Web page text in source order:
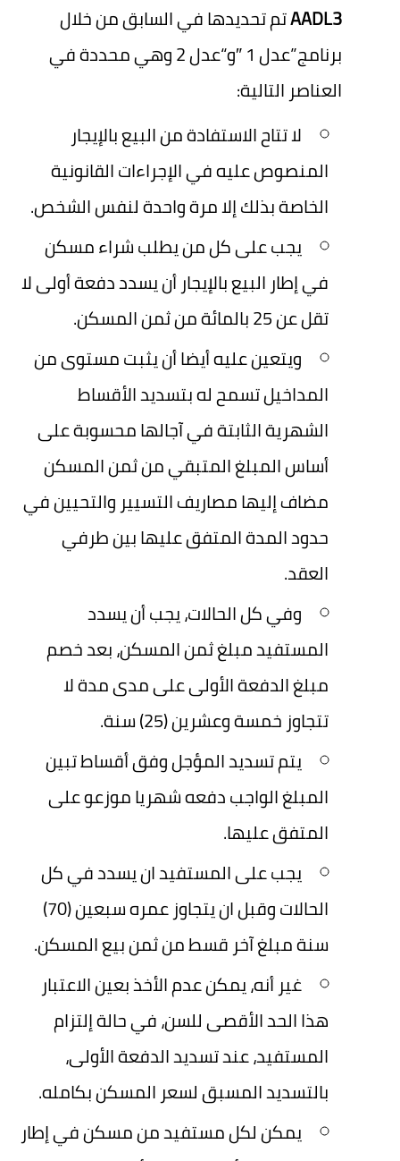
AADL3تم تحديدها في السابق من خلال
برنامج”عدل 1 ″و“عدل 2 وهي محددة في
العناصر التالية:
لا تتاح الاستفادة من البيع بالإيجار
المنصوص عليه في الإجراءات القانونية
الخاصة بذلك إلا مرة واحدة لنفس الشخص.
يجب على كل من يطلب شراء مسكن
في إطار البيع بالإيجار أن يسدد دفعة أولى لا
تقل عن 25 بالمائة من ثمن المسكن.
ويتعين عليه أيضا أن يثبت مستوى من
المداخيل تسمح له بتسديد الأقساط
الشهرية الثابتة في آجالها محسوبة على
أساس المبلغ المتبقي من ثمن المسكن
مضاف إليها مصاريف التسيير والتحيين في
حدود المدة المتفق عليها بين طرفي
العقد.
وفي كل الحالات، يجب أن يسدد
المستفيد مبلغ ثمن المسكن، بعد خصم
مبلغ الدفعة الأولى على مدى مدة لا
تتجاوز خمسة وعشرين (25) سنة.
يتم تسديد المؤجل وفق أقساط تبين
المبلغ الواجب دفعه شهريا موزعو على
المتفق عليها.
يجب على المستفيد ان يسدد في كل
الحالات وقبل ان يتجاوز عمره سبعين (70)
سنة مبلغ آخر قسط من ثمن بيع المسكن.
غير أنه، يمكن عدم الأخذ بعين الاعتبار
هذا الحد الأقصى للسن، في حالة إلتزام
المستفيد، عند تسديد الدفعة الأولى،
بالتسديد المسبق لسعر المسكن بكامله.
يمكن لكل مستفيد من مسكن في إطار